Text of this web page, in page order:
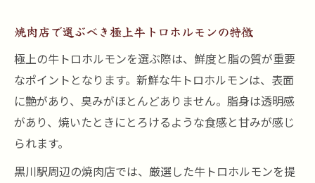
焼肉店で選ぶべき極上牛トロホルモンの特徴
極上の牛トロホルモンを選ぶ際は、鮮度と脂の質が重要
なポイントとなります。新鮮な牛トロホルモンは、表面
に艶があり、臭みがほとんどありません。脂身は透明感
があり、焼いたときにとろけるような食感と甘みが感じ
られます。
黒川駅周辺の焼肉店では、厳選した牛トロホルモンを提